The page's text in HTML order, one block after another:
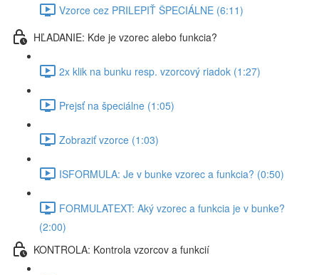
Vzorce cez PRILEPIŤ ŠPECIÁLNE (6:11)
HĽADANIE: Kde je vzorec alebo funkcia?
2x klik na bunku resp. vzorcový riadok (1:27)
Prejsť na špeciálne (1:05)
Zobraziť vzorce (1:03)
ISFORMULA: Je v bunke vzorec a funkcia? (0:50)
FORMULATEXT: Aký vzorec a funkcia je v bunke?
(2:00)
KONTROLA: Kontrola vzorcov a funkcií